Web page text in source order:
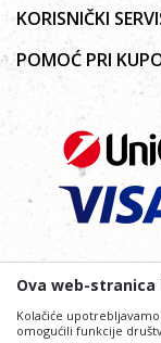
Galerija
Saradnja
Uputstvo za
Zaboravljena lozinka
Poručivanje
KORISNIČKI
Politika privatnosti
Autorska prava
Uslovi korišćenja
Uslovi isporuke
Reklamacije
Plaćanje platnim
POMOĆ PRI
Kako kupiti online?
Najčešća pitanja
Ova web-
Kolačiće
omogućili funkcije